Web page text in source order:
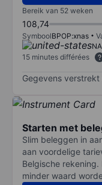
Bereik van 52 weken
108,74
SymboolBPOP:xnas
15 minutes différées
Gegevens verstrekt
Starten met
Slim beleggen in
aan voordelige
Belgische
minder waard